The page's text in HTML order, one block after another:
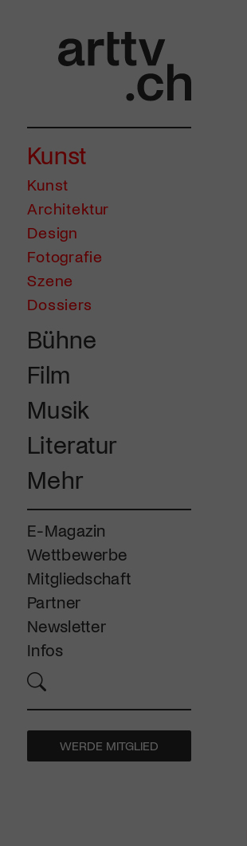
Kunst
Kunst
Architektur
Design
Fotografie
Szene
Dossiers
Bühne
Film
Musik
Literatur
Mehr
E-Magazin
Wettbewerbe
Mitgliedschaft
Partner
Newsletter
Infos
WERDE MITGLIED